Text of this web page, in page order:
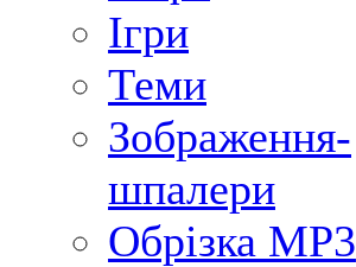
Ігри
Теми
Зображення-
шпалери
Обрізка MP3